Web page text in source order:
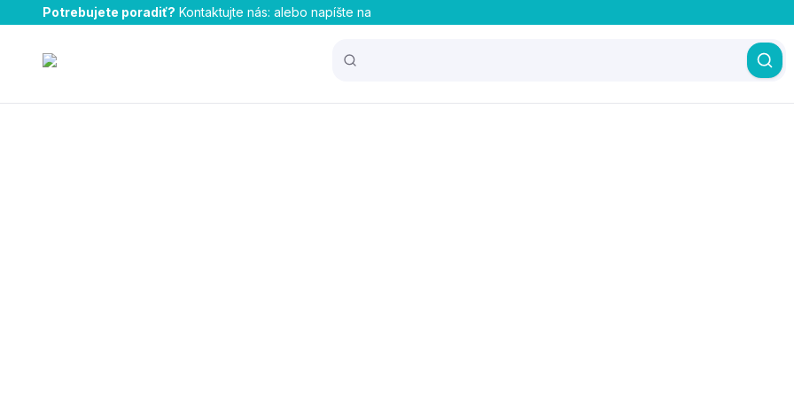
Potrebujete poradiť? Kontaktujte nás: alebo napíšte na